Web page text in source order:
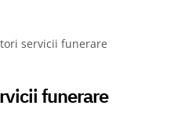
servicii funerare
funerare